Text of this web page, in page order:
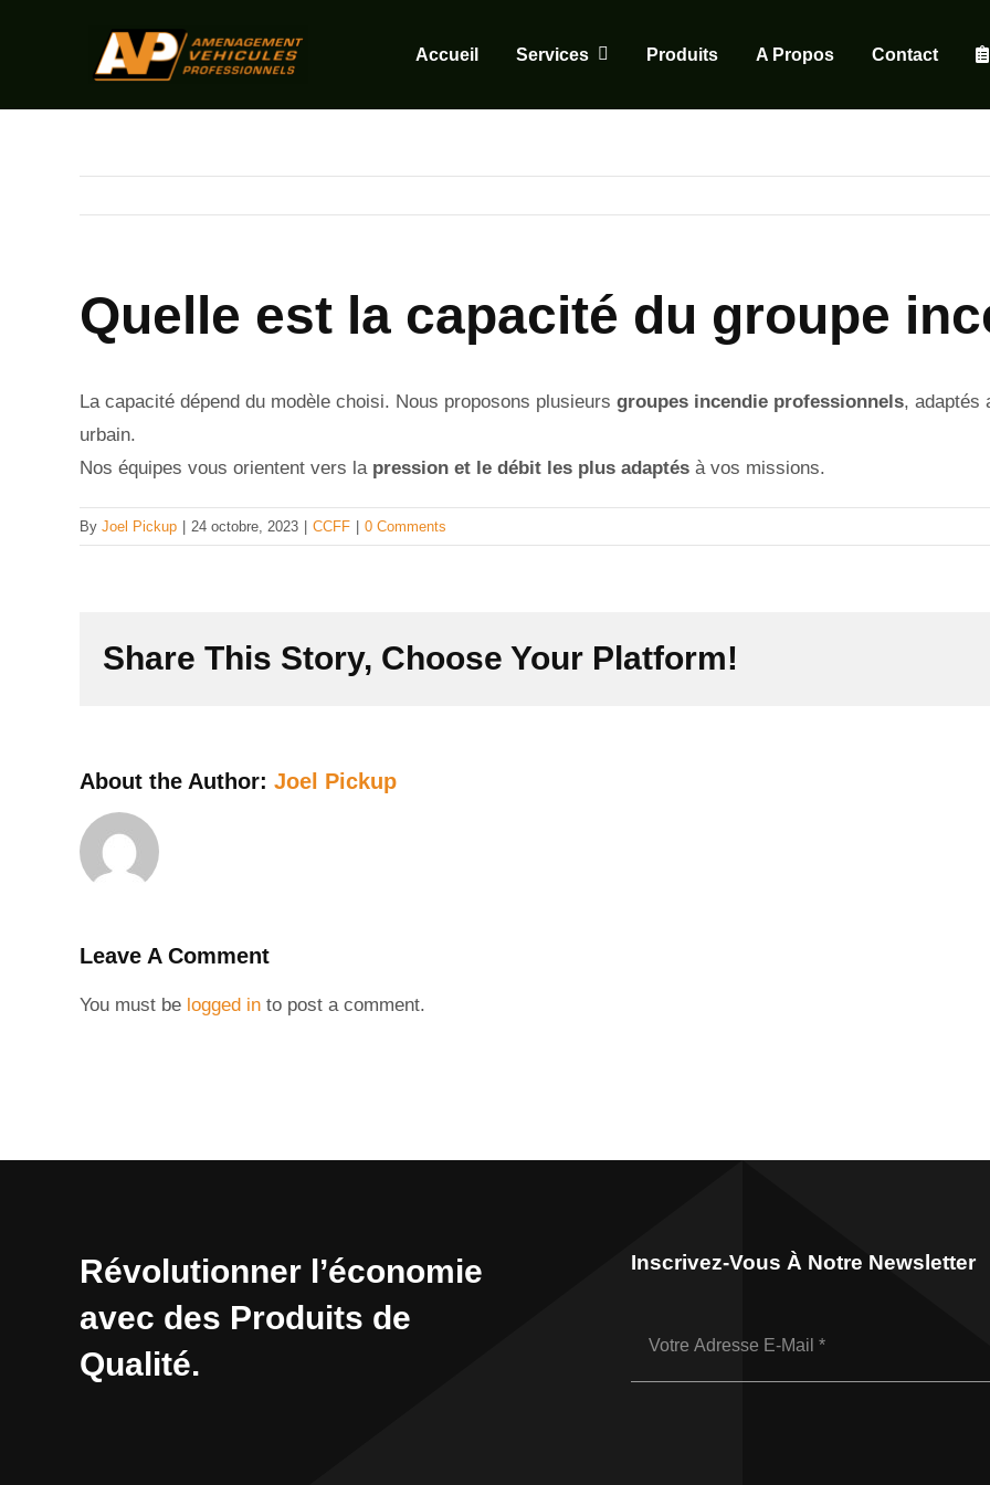
Accueil Services Produits A Propos Contact
Quelle est la capacité du groupe
La capacité dépend du modèle choisi. Nous proposons plusieurs groupes incendie professionnels, adaptés
urbain.
Nos équipes vous orientent vers la pression et le débit les plus adaptés à vos missions.
By Joel Pickup 24 octobre, 2023 CCFF 0 Comments
Share This Story, Choose Your Platform!
About the Author: Joel Pickup
Leave A Comment
You must be logged in to post a comment.
Révolutionner l’économie
avec des Produits de
Qualité.
Inscrivez-Vous À Notre Newsletter